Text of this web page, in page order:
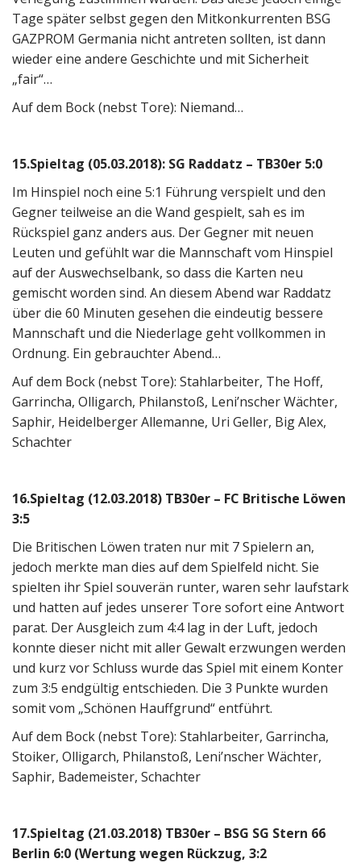
Tage später selbst gegen den Mitkonkurrenten BSG
GAZPROM Germania nicht antreten sollten, ist dann
wieder eine andere Geschichte und mit Sicherheit
„fair“…
Auf dem Bock (nebst Tore): Niemand…
15.Spieltag (05.03.2018): SG Raddatz – TB30er 5:0
Im Hinspiel noch eine 5:1 Führung verspielt und den
Gegner teilweise an die Wand gespielt, sah es im
Rückspiel ganz anders aus. Der Gegner mit neuen
Leuten und gefühlt war die Mannschaft vom Hinspiel
auf der Auswechselbank, so dass die Karten neu
gemischt worden sind. An diesem Abend war Raddatz
über die 60 Minuten gesehen die eindeutig bessere
Mannschaft und die Niederlage geht vollkommen in
Ordnung. Ein gebrauchter Abend…
Auf dem Bock (nebst Tore): Stahlarbeiter, The Hoff,
Garrincha, Olligarch, Philanstoß, Leni’nscher Wächter,
Saphir, Heidelberger Allemanne, Uri Geller, Big Alex,
Schachter
16.Spieltag (12.03.2018) TB30er – FC Britische Löwen
3:5
Die Britischen Löwen traten nur mit 7 Spielern an,
jedoch merkte man dies auf dem Spielfeld nicht. Sie
spielten ihr Spiel souverän runter, waren sehr laufstark
und hatten auf jedes unserer Tore sofort eine Antwort
parat. Der Ausgleich zum 4:4 lag in der Luft, jedoch
konnte dieser nicht mit aller Gewalt erzwungen werden
und kurz vor Schluss wurde das Spiel mit einem Konter
zum 3:5 endgültig entschieden. Die 3 Punkte wurden
somit vom „Schönen Hauffgrund“ entführt.
Auf dem Bock (nebst Tore): Stahlarbeiter, Garrincha,
Stoiker, Olligarch, Philanstoß, Leni’nscher Wächter,
Saphir, Bademeister, Schachter
17.Spieltag (21.03.2018) TB30er – BSG SG Stern 66
Berlin 6:0 (Wertung wegen Rückzug, 3:2